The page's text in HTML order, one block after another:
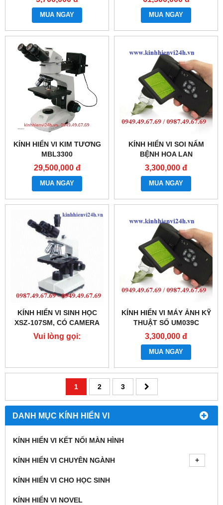
DANH MỤC KÍNH HIỂN VI
KÍNH HIỂN VI KẾT NỐI MÀN HÌNH
KÍNH HIỂN VI CHUYÊN NGÀNH
KÍNH HIỂN VI CHO HỌC SINH
KÍNH HIỂN VI NOVEL
MUA NGAY MUA NGAY
KÍNH HIỂN VI KIM TƯƠNG
MBL3300
29,500,000 đ
MUA NGAY
KÍNH HIỂN VI SOI NẤM
BỆNH HOA LAN
3,300,000 đ
MUA NGAY
KÍNH HIỂN VI SINH HỌC
XSZ-107SM, CÓ CAMERA
Vui lòng gọi:
KÍNH HIỂN VI MÁY ẢNH KỸ
THUẬT SỐ UM039C
3,300,000 đ
MUA NGAY
1 2 3